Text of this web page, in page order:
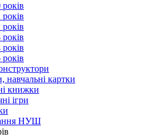
навчальні картки
книжки
ігри
НУШ